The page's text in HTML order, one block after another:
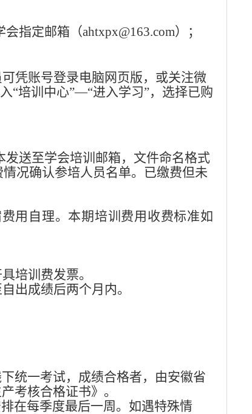
指定邮箱（ahtxpx@163.com）；
凭账号登录电脑网页版，或关注微
入“培训中心”—“进入学习”，选择已购
发送至学会培训邮箱，文件命名格式
况确认参培人员名单。已缴费但未
用自理。本期培训费用收费标准如
培训费发票。
出成绩后两个月内。
统一考试，成绩合格者，由安徽省
考核合格证书》。
在每季度最后一周。如遇特殊情